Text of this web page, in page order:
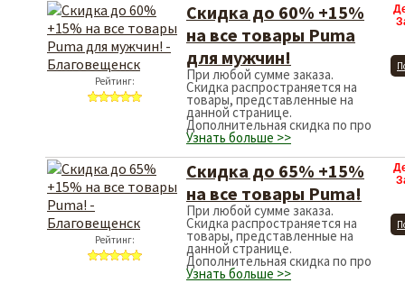
Рейтинг:
Скидка до 60% +15%
на все товары Puma
для мужчин!
При любой сумме заказа.
Скидка распространяется на
товары, представленные на
данной странице.
Дополнительная скидка по про
Узнать больше >>
Рейтинг:
Скидка до 65% +15%
на все товары Puma!
При любой сумме заказа.
Скидка распространяется на
товары, представленные на
данной странице.
Дополнительная скидка по про
Узнать больше >>